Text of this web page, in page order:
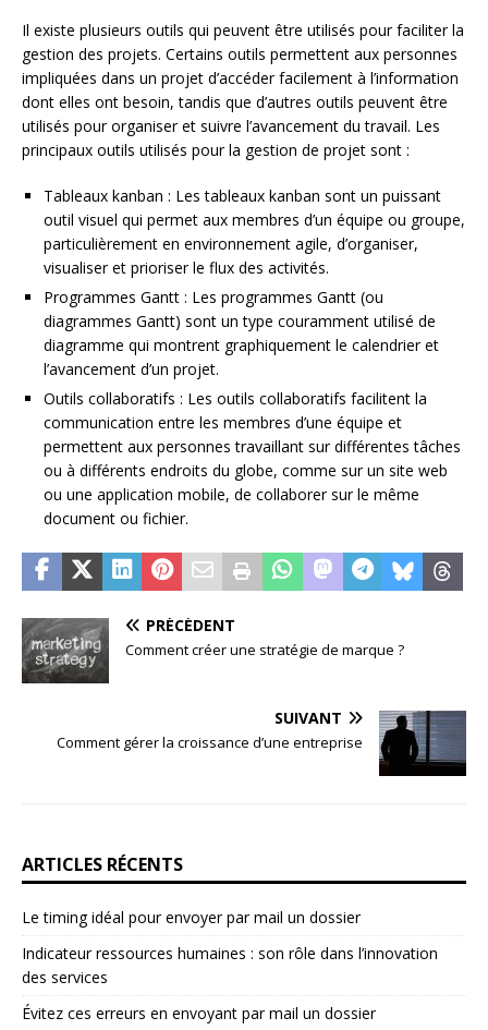
Il existe plusieurs outils qui peuvent être utilisés pour faciliter la
gestion des projets. Certains outils permettent aux personnes
impliquées dans un projet d’accéder facilement à l’information
dont elles ont besoin, tandis que d’autres outils peuvent être
utilisés pour organiser et suivre l’avancement du travail. Les
principaux outils utilisés pour la gestion de projet sont :
Tableaux kanban : Les tableaux kanban sont un puissant
outil visuel qui permet aux membres d’un équipe ou groupe,
particulièrement en environnement agile, d’organiser,
visualiser et prioriser le flux des activités.
Programmes Gantt : Les programmes Gantt (ou
diagrammes Gantt) sont un type couramment utilisé de
diagramme qui montrent graphiquement le calendrier et
l’avancement d’un projet.
Outils collaboratifs : Les outils collaboratifs facilitent la
communication entre les membres d’une équipe et
permettent aux personnes travaillant sur différentes tâches
ou à différents endroits du globe, comme sur un site web
ou une application mobile, de collaborer sur le même
document ou fichier.
PRÉCÉDENT
Comment créer une stratégie de marque ?
SUIVANT
Comment gérer la croissance d’une entreprise
ARTICLES RÉCENTS
Le timing idéal pour envoyer par mail un dossier
Indicateur ressources humaines : son rôle dans l’innovation
des services
Évitez ces erreurs en envoyant par mail un dossier